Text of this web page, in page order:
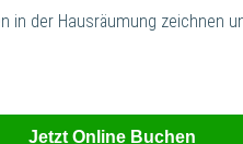
in der Hausräumung zeichnen
Jetzt Online Buchen